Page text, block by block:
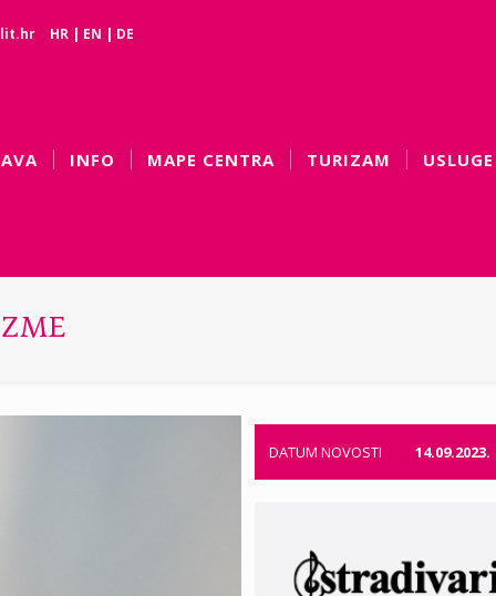
HR | EN | DE
INFO MAPE CENTRA TURIZAM USLUGE
DATUM NOVOSTI 14.09.2023.